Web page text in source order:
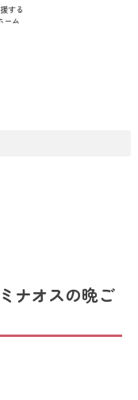
する
ーム
ナオスの晩ご